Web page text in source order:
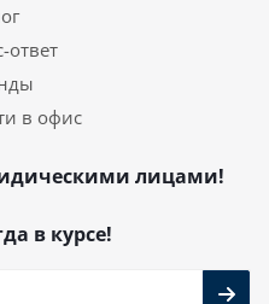
ответ
в офис
лицами!
в курсе!